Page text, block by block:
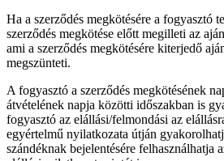
Ha a szerződés megkötésére a fogyasztó
szerződés megkötése előtt megilleti az
ami a szerződés megkötésére kiterjedő
megszünteti.
A fogyasztó a szerződés megkötésének
átvételének napja közötti időszakban is
fogyasztó az elállási/felmondási az
egyértelmű nyilatkozata útján
szándéknak bejelentésére felhasználhatja